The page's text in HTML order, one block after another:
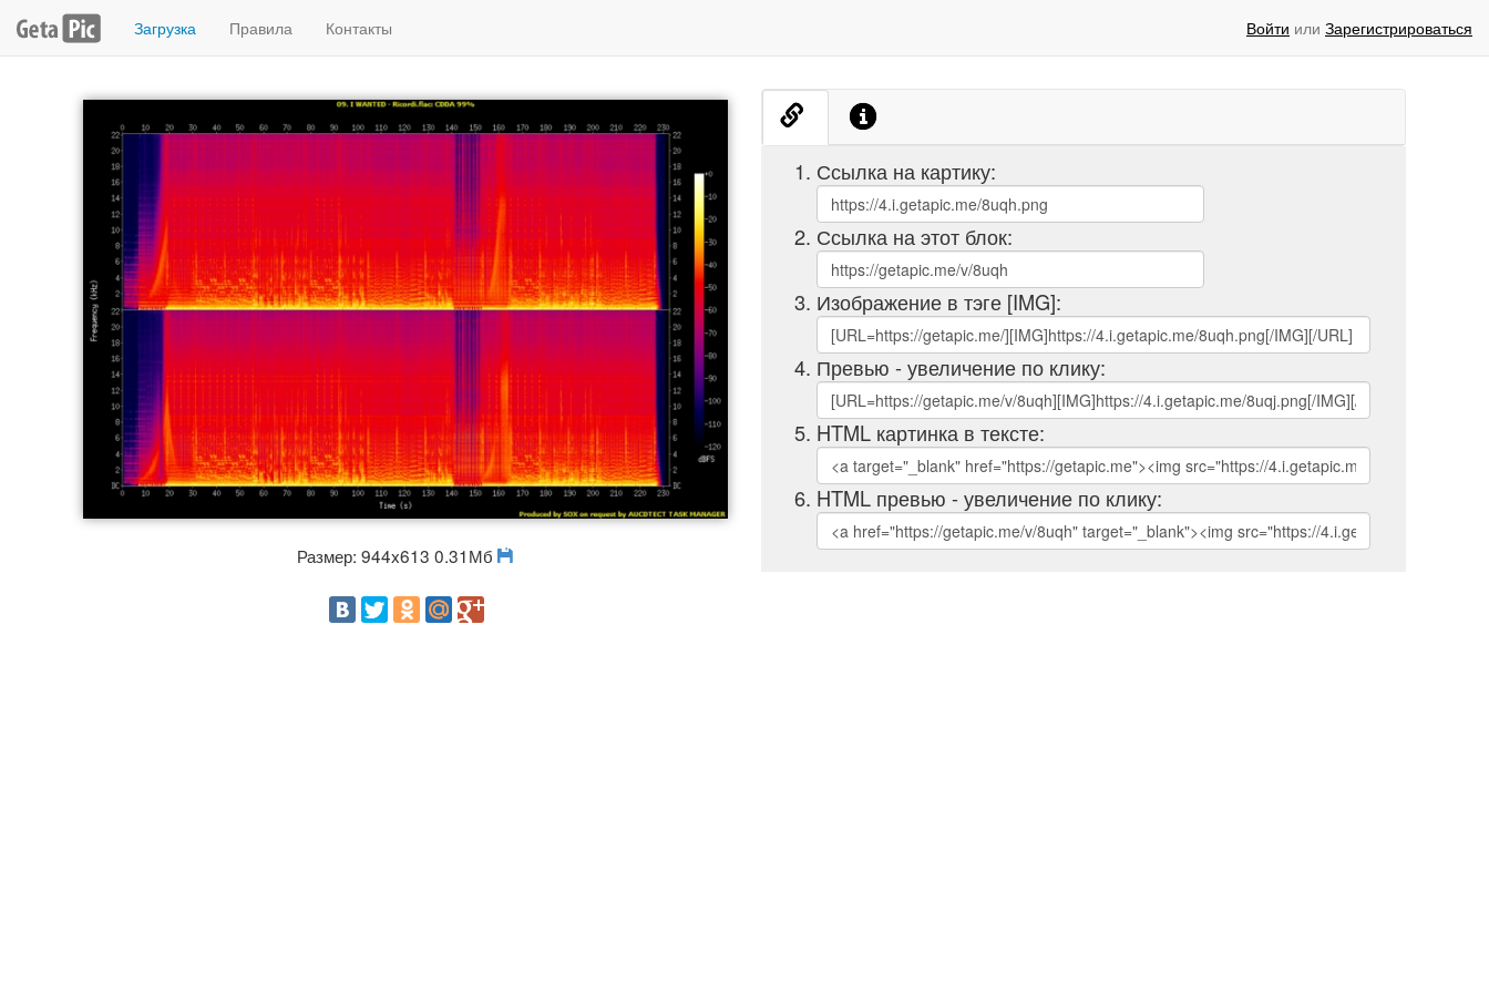
Загрузка Правила Контакты Войти или Зарегистрироваться
Размер: 944x613 0.31Мб
Ссылка на картику:
Ссылка на этот блок:
Изображение в тэге [IMG]:
Превью - увеличение по клику:
HTML картинка в тексте:
HTML превью - увеличение по клику: